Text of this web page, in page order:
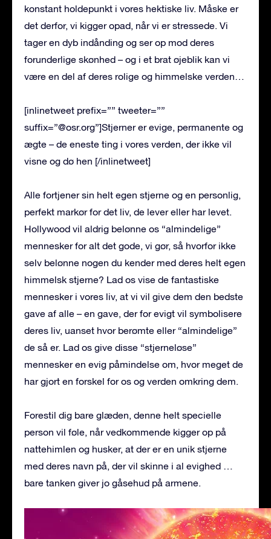
konstant holdepunkt i vores hektiske liv. Måske er
det derfor, vi kigger opad, når vi er stressede. Vi
tager en dyb indånding og ser op mod deres
forunderlige skønhed – og i et brat øjeblik kan vi
være en del af ​​deres rolige og himmelske verden…
[inlinetweet prefix=”” tweeter=””
suffix=”@osr.org”]Stjerner er evige, permanente og
ægte – de eneste ting i vores verden, der ikke vil
visne og dø hen [/inlinetweet]
Alle fortjener sin helt egen stjerne og en personlig,
perfekt markør for det liv, de lever eller har levet.
Hollywood vil aldrig belønne os “almindelige”
mennesker for alt det gode, vi gør, så hvorfor ikke
selv belønne nogen du kender med deres helt egen
himmelsk stjerne? Lad os vise de fantastiske
mennesker i vores liv, at vi vil give dem den bedste
gave af alle – en gave, der for evigt vil symbolisere
deres liv, uanset hvor berømte eller “almindelige”
de så er. Lad os give disse “stjerneløse”
mennesker en evig påmindelse om, hvor meget de
har gjort en forskel for os og verden omkring dem.
Forestil dig bare glæden, denne helt specielle
person vil føle, når vedkommende kigger op på
nattehimlen og husker, at der er en unik stjerne
med deres navn på, der vil skinne i al evighed …
bare tanken giver jo gåsehud på armene.